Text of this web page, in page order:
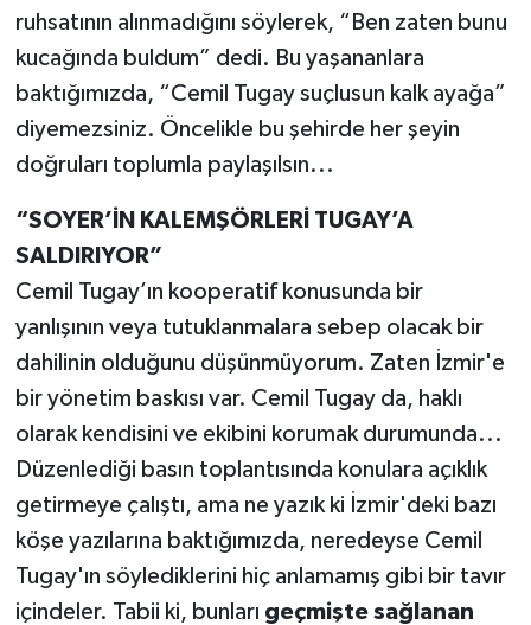
ruhsatının alınmadığını söylerek, “Ben zaten bunu
kucağında buldum” dedi. Bu yaşananlara
baktığımızda, “Cemil Tugay suçlusun kalk ayağa”
diyemezsiniz. Öncelikle bu şehirde her şeyin
doğruları toplumla paylaşılsın...
“SOYER’İN KALEMŞÖRLERİ TUGAY’A
SALDIRIYOR”
Cemil Tugay’ın kooperatif konusunda bir
yanlışının veya tutuklanmalara sebep olacak bir
dahilinin olduğunu düşünmüyorum. Zaten İzmir'e
bir yönetim baskısı var. Cemil Tugay da, haklı
olarak kendisini ve ekibini korumak durumunda...
Düzenlediği basın toplantısında konulara açıklık
getirmeye çalıştı, ama ne yazık ki İzmir'deki bazı
köşe yazılarına baktığımızda, neredeyse Cemil
Tugay'ın söylediklerini hiç anlamamış gibi bir tavır
içindeler. Tabii ki, bunları geçmişte sağlanan